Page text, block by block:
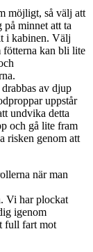
möjligt, så välj att
minnet att ta
i kabinen. Välj
fötterna kan bli lite
av djup
uppstår
undvika detta
och gå lite fram
risken genom att
när man
Vi har plockat
igenom
full fart mot